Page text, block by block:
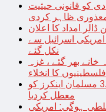
کو قانونی حیثیت
ظاہر کردی
امریکی اسرائیل سے
نکل گئے
گئی ، مردہ خانے بھر گئے ، غزہ
اسرائیل کے حامی امریکی چینل نے3 مسلمان اینکرز کو
معطل کردیا
ہوگی: امریکی